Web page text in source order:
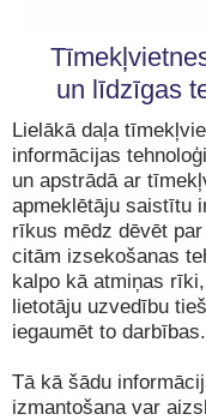
un līdzīgas
Lielākā daļa
informācijas
un apstrādā ar
apmeklētāju saistītu
rīkus mēdz dēvēt
citām izsekošanas
kalpo kā atmiņas
lietotāju uzvedību
iegaumēt to darbības.
Tā kā šādu
izmantošana var